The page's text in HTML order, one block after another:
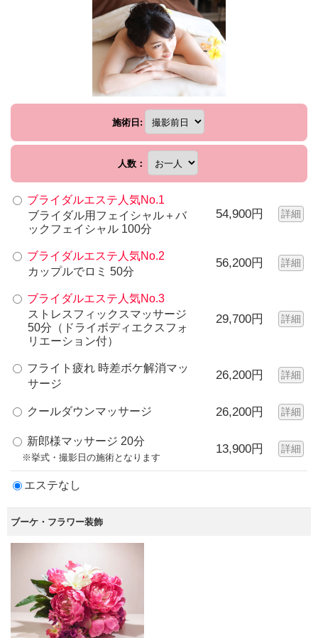
施術日:
人数：
ブライダルエステ人気No.1
ブライダル用フェイシャル＋バ
ックフェイシャル 100分
54,900円 詳細
ブライダルエステ人気No.2
カップルでロミ 50分
56,200円 詳細
ブライダルエステ人気No.3
ストレスフィックスマッサージ
50分（ドライボディエクスフォ
リエーション付）
29,700円 詳細
フライト疲れ 時差ボケ解消マッ
サージ
26,200円 詳細
クールダウンマッサージ 26,200円 詳細
新郎様マッサージ 20分
※挙式・撮影日の施術となります
13,900円 詳細
エステなし
ブーケ・フラワー装飾